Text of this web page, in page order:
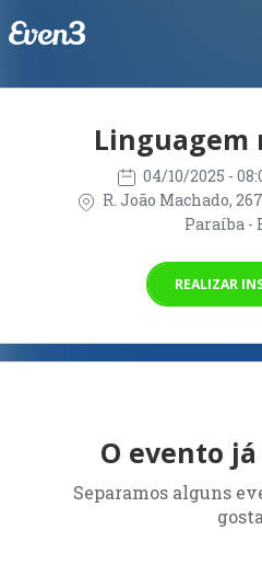
Linguagem
04/10/2025 -
R. João Machado,
Paraíba -
REALIZAR
O evento
Separamos alguns